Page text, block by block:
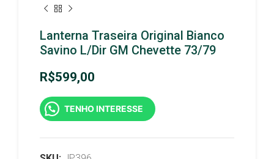
Lanterna Traseira Original Bianco
Savino L/Dir GM Chevette 73/79
R$599,00
TENHO INTERESSE